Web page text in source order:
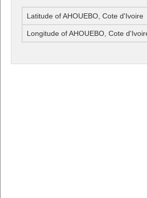
Latitude of AHOUEBO, Cote d'Ivoire
Longitude of AHOUEBO, Cote